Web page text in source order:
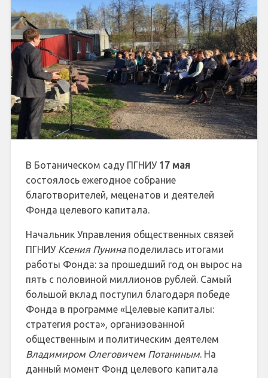
В Ботаническом саду ПГНИУ 17 мая
состоялось ежегодное собрание
благотворителей, меценатов и деятелей
Фонда целевого капитала.
Начальник Управления общественных связей
ПГНИУ Ксения Пунинаподелилась итогами
работы Фонда: за прошедший год он вырос на
пять с половиной миллионов рублей. Самый
большой вклад поступил благодаря победе
Фонда в программе «Целевые капиталы:
стратегия роста», организованной
общественным и политическим деятелем
Владимиром Олеговичем Потаниным. На
данный момент Фонд целевого капитала